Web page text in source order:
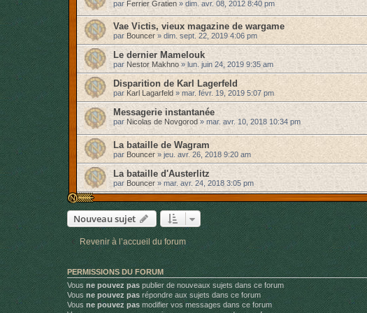
par Ferrier Gratien » dim. avr. 08, 2012 8:40 pm
Vae Victis, vieux magazine de wargame
par Bouncer » dim. sept. 22, 2019 4:06 pm
Le dernier Mamelouk
par Nestor Makhno »lun. juin 24, 2019 9:35 am
Disparition de Karl Lagerfeld
par Karl Lagarfeld »mar. févr. 19, 2019 5:07 pm
Messagerie instantanée
par Nicolas de Novgorod» mar. avr. 10, 2018 10:34 pm
La bataille de Wagram
par Bouncer » jeu. avr. 26, 2018 9:20 am
La bataille d'Austerlitz
par Bouncer » mar. avr. 24, 2018 3:05 pm
Nouveau sujet
Revenir à l’accueil du forum
PERMISSIONS DU FORUM
Vous ne pouvez pas publier de nouveaux sujets dans ce forum
Vous ne pouvez pas répondre aux sujets dans ce forum
Vousne pouvez pas modifier vos messages dans ce forum